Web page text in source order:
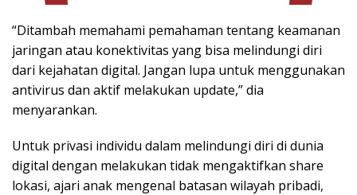
“Ditambah memahami pemahaman tentang keamanan
jaringan atau konektivitas yang bisa melindungi diri
dari kejahatan digital. Jangan lupa untuk menggunakan
antivirus dan aktif melakukan update,” dia
menyarankan.
Untuk privasi individu dalam melindungi diri di dunia
digital dengan melakukan tidak mengaktifkan share
lokasi, ajari anak mengenal batasan wilayah pribadi,